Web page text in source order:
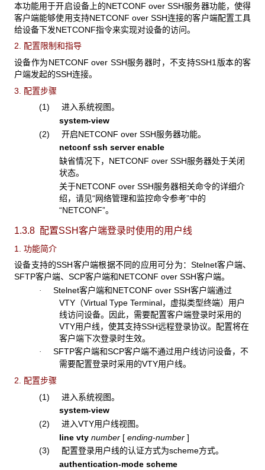
本功能用于开启设备上的NETCONF over SSH服务器功能，使得
客户端能够使用支持NETCONF over SSH连接的客户端配置工具
给设备下发NETCONF指令来实现对设备的访问。
2. 配置限制和指导
设备作为NETCONF over SSH服务器时，不支持SSH1版本的客
户端发起的SSH连接。
3. 配置步骤
(1) 进入系统视图。
system-view
(2) 开启NETCONF over SSH服务器功能。
netconf ssh server enable
缺省情况下，NETCONF over SSH服务器处于关闭
状态。
关于NETCONF over SSH服务器相关命令的详细介
绍，请见“网络管理和监控命令参考”中的
“NETCONF”。
1.3.8 配置SSH客户端登录时使用的用户线
1. 功能简介
设备支持的SSH客户端根据不同的应用可分为：Stelnet客户端、
SFTP客户端、SCP客户端和NETCONF over SSH客户端。
· Stelnet客户端和NETCONF over SSH客户端通过
VTY（Virtual Type Terminal，虚拟类型终端）用户
线访问设备。因此，需要配置客户端登录时采用的
VTY用户线，使其支持SSH远程登录协议。配置将在
客户端下次登录时生效。
· SFTP客户端和SCP客户端不通过用户线访问设备，不
需要配置登录时采用的VTY用户线。
2. 配置步骤
(1) 进入系统视图。
system-view
(2) 进入VTY用户线视图。
line vty number [ ending-number ]
(3) 配置登录用户线的认证方式为scheme方式。
authentication-mode scheme